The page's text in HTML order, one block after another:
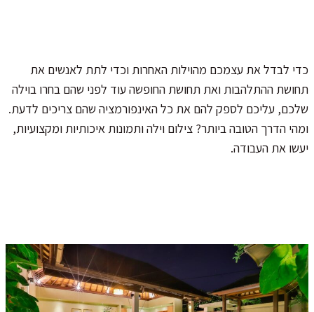
כדי לבדל את עצמכם מהוילות האחרות וכדי לתת לאנשים את
תחושת ההתלהבות ואת תחושת החופשה עוד לפני שהם בחרו בוילה
שלכם, עליכם לספק להם את כל האינפורמציה שהם צריכים לדעת.
ומהי הדרך הטובה ביותר? צילום וילה ותמונות איכותיות ומקצועיות,
יעשו את העבודה.